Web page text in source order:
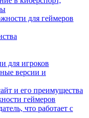
для геймеров
для игроков
версии и
и его преимущества
геймеров
что работает с